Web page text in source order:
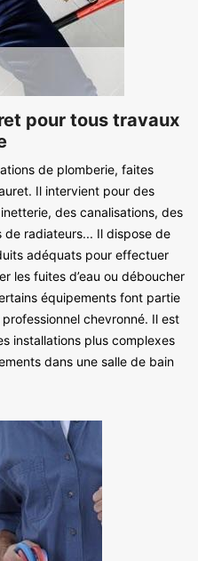
pour tous travaux
de plomberie, faites
Il intervient pour des
des canalisations, des
de radiateurs... Il dispose de
adéquats pour effectuer
les fuites d’eau ou déboucher
équipements font partie
chevronné. Il est
installations plus complexes
dans une salle de bain